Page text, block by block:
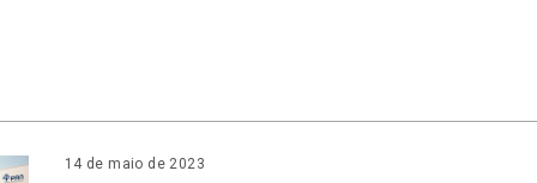
14 de maio de 2023